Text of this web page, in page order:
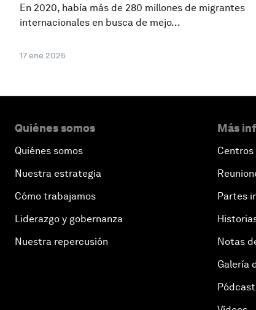
En 2020, había más de 280 millones de migrantes
internacionales en busca de mejo...
17 ene 2025
Quiénes somos
Quiénes somos
Nuestra estrategia
Cómo trabajamos
Liderazgo y gobernanza
Nuestra repercusión
Más
Centros
Partes
Notas
Galería
Pódcast